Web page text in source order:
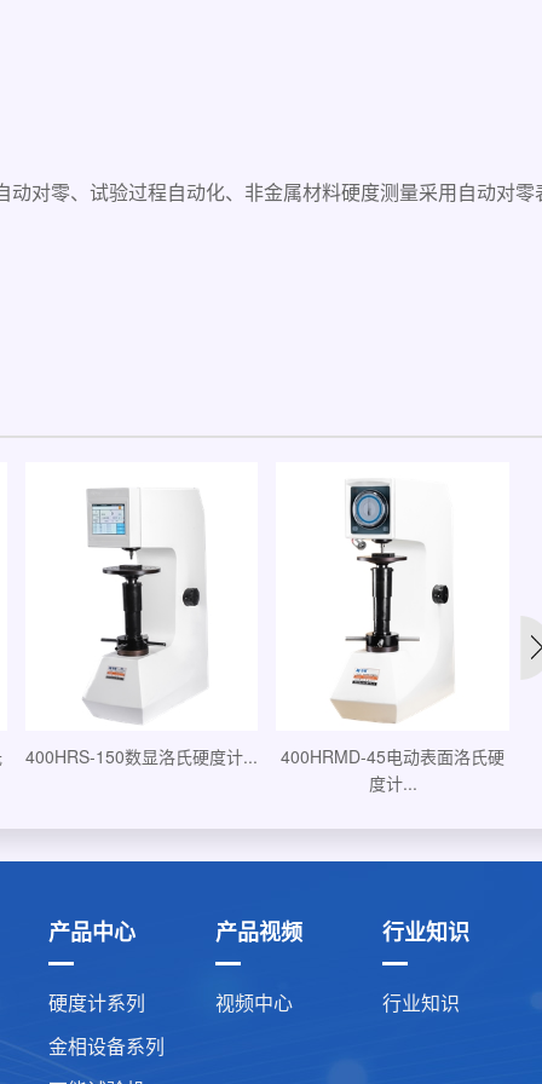
对零、试验过程自动化、非金属材料硬度测量采用自动对零
400HRMD-45电动表面洛氏硬
200HRS-150数显洛氏硬度计...
产品中心
硬度计系列
金相设备系列
产品视频
视频中心
行业知识
行业知识